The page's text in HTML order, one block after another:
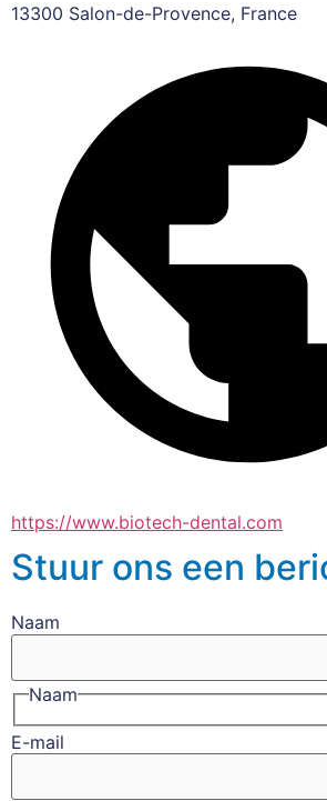
13300 Salon-de-Provence, France
https://www.biotech-dental.com
Stuur ons een
Naam
Naam
E-mail